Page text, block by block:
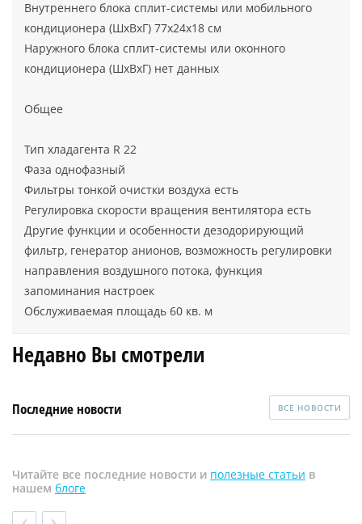
Внутреннего блока сплит-системы или мобильного
кондиционера (ШxВxГ) 77x24x18 см
Наружного блока сплит-системы или оконного
кондиционера (ШxВxГ) нет данных
Общее
Тип хладагента R 22
Фаза однофазный
Фильтры тонкой очистки воздуха есть
Регулировка скорости вращения вентилятора есть
Другие функции и особенности дезодорирующий
фильтр, генератор анионов, возможность регулировки
направления воздушного потока, функция
запоминания настроек
Обслуживаемая площадь 60 кв. м
Недавно Вы смотрели
Последние новости ВСЕ НОВОСТИ
Читайте все последние новости и полезные статьи в
нашем блоге